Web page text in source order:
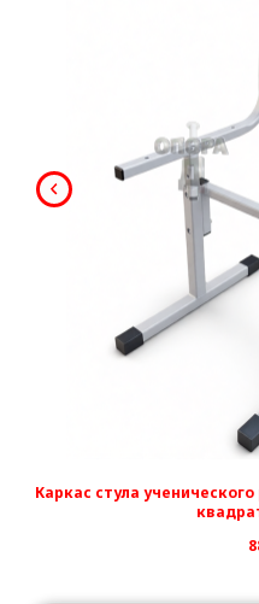
Каркас стула